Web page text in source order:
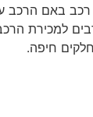
באם
למכירת
חיפה.